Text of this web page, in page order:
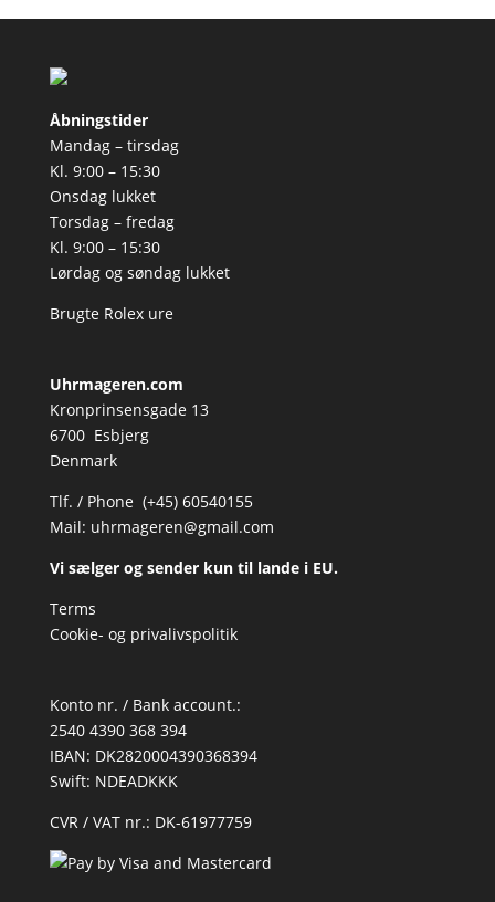
Åbningstider
Mandag – tirsdag
Kl. 9:00 – 15:30
Onsdag lukket
Torsdag – fredag
Kl. 9:00 – 15:30
Lørdag og søndag lukket
Brugte Rolex ure
Uhrmageren.com
Kronprinsensgade 13
6700 Esbjerg
Denmark
Tlf. / Phone (+45) 60540155
Mail: uhrmageren@gmail.com
Vi sælger og sender kun til lande i EU.
Terms
Cookie- og privalivspolitik
Konto nr. / Bank account.:
2540 4390 368 394
IBAN: DK2820004390368394
Swift: NDEADKKK
CVR / VAT nr.: DK-61977759